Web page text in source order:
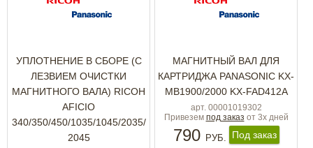
УПЛОТНЕНИЕ В СБОРЕ (С
ЛЕЗВИЕМ ОЧИСТКИ
МАГНИТНОГО ВАЛА) RICOH
AFICIO
340/350/450/1035/1045/2035/
2045
МАГНИТНЫЙ ВАЛ ДЛЯ
КАРТРИДЖА PANASONIC KX-
MB1900/2000 KX-FAD412A
арт. 00001019302
Привезем под заказ от 3х дней
790 РУБ. Под заказ